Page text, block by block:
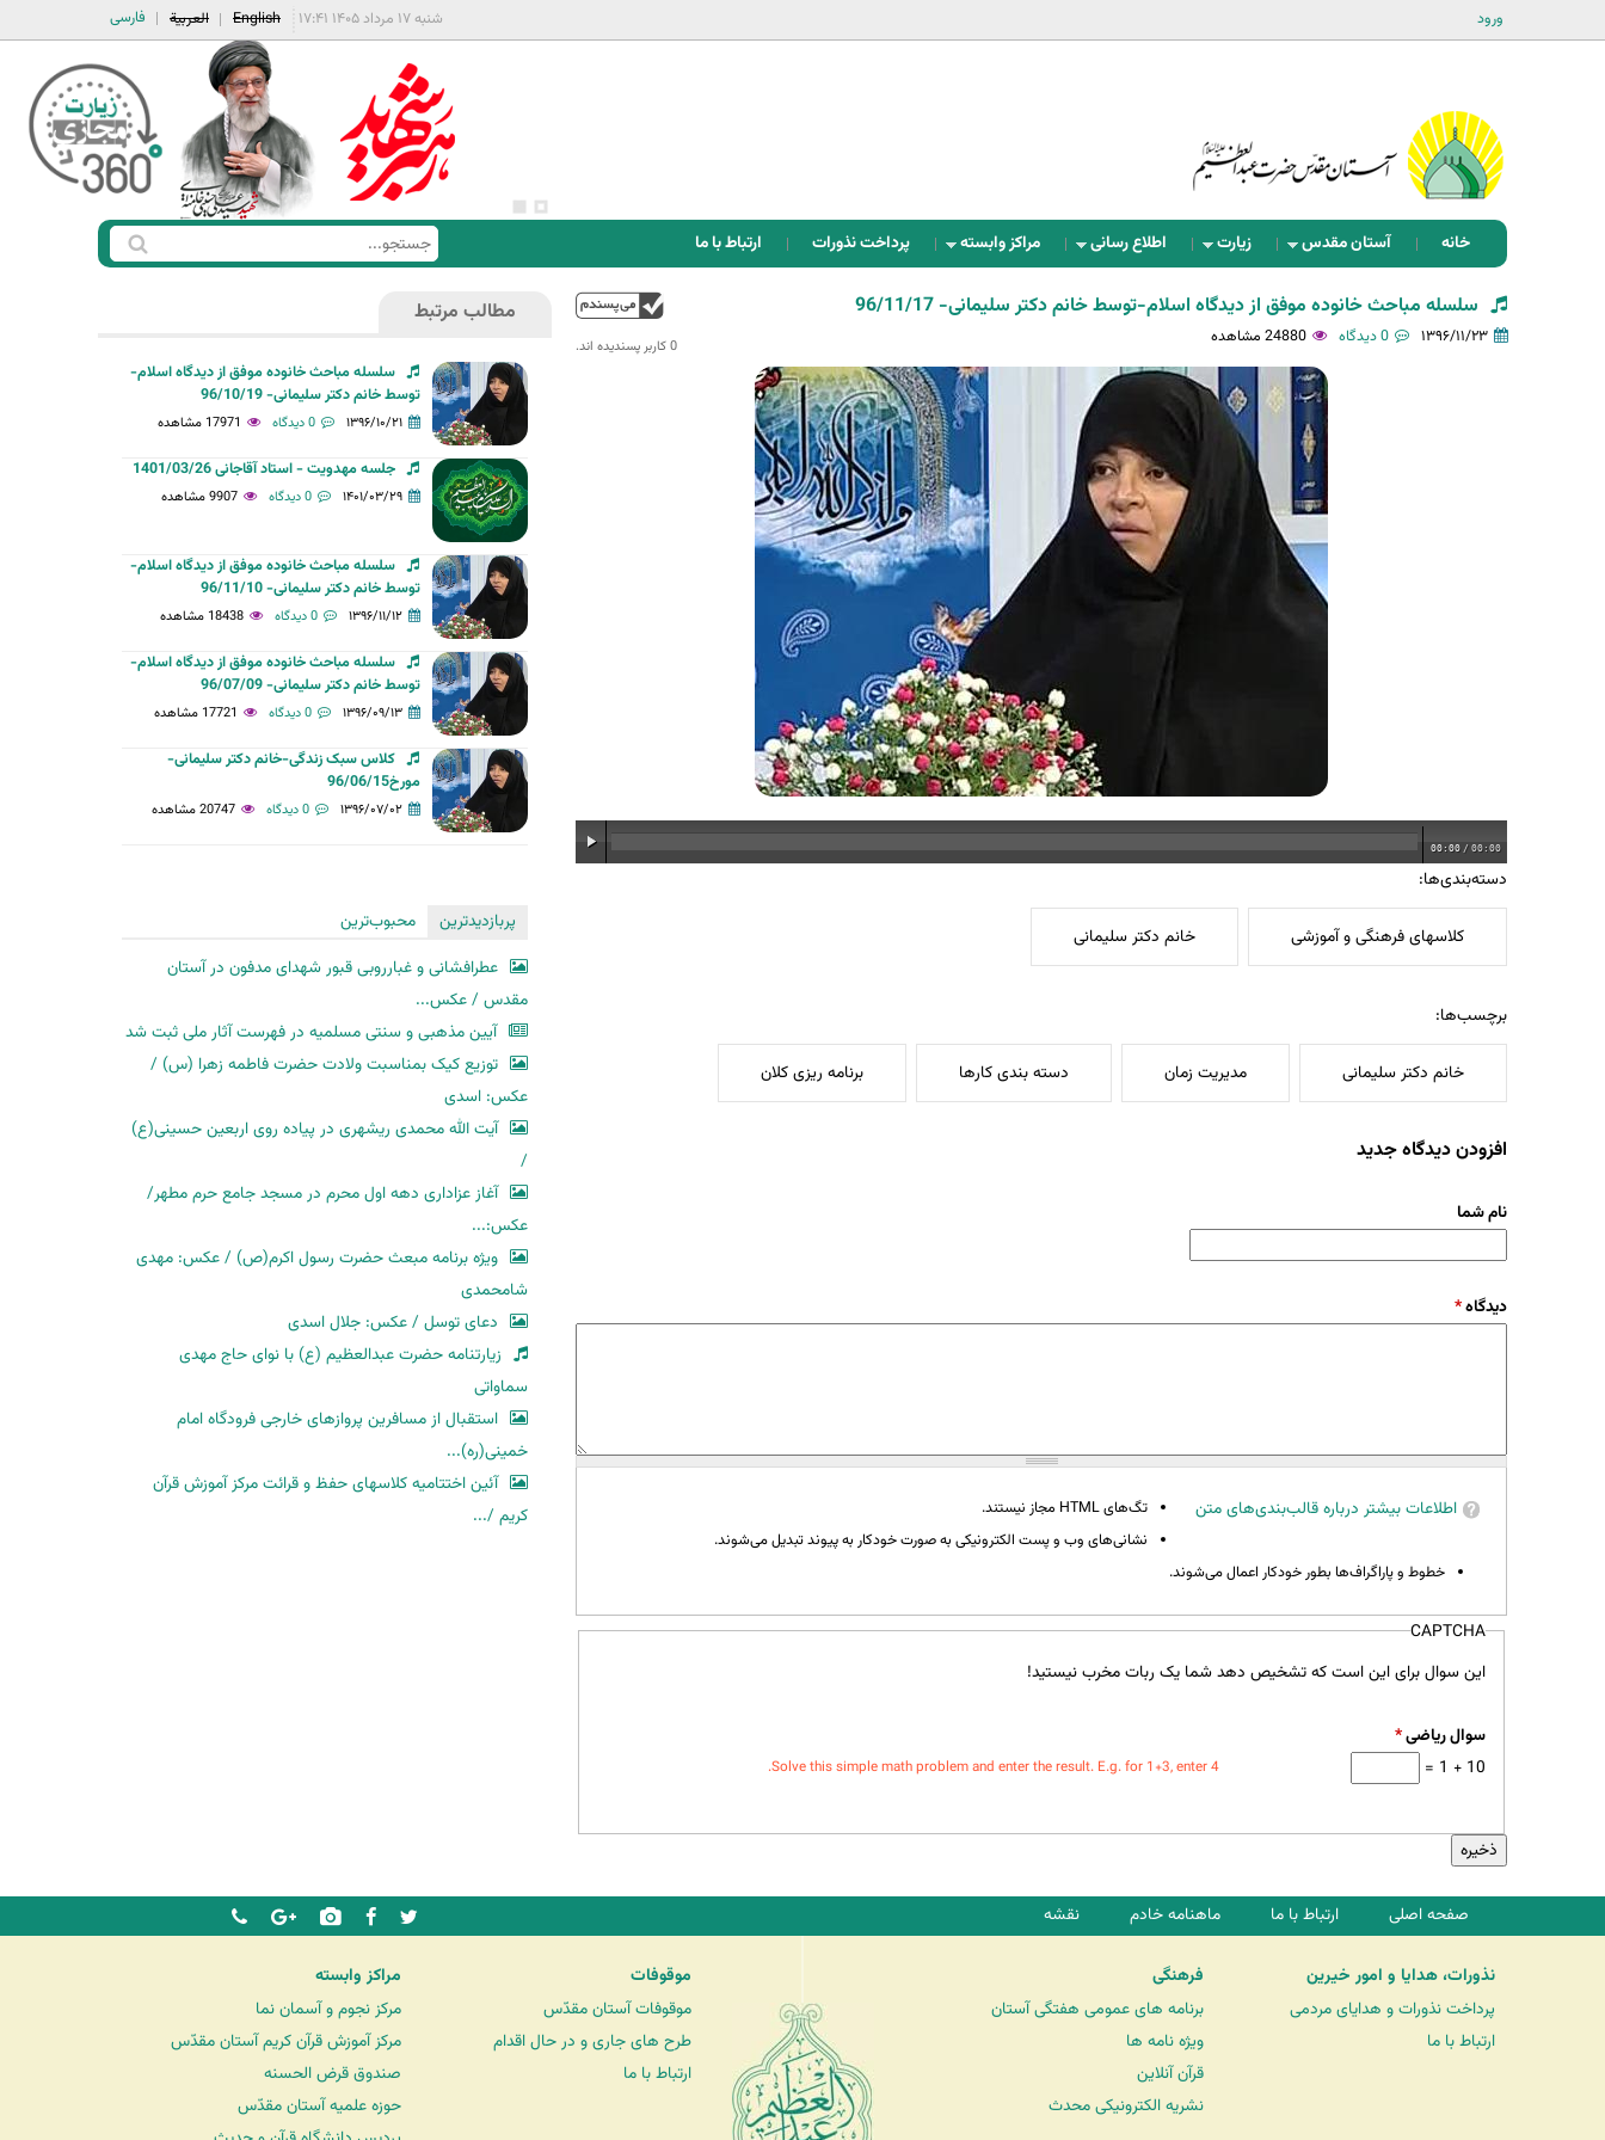
ورود فارسی العربية English شنبه ۱۷ مرداد ۱۴۰۵ ۱۷:۴۱
خانه آستان مقدس زیارت اطلاع رسانی مراکز وابسته پرداخت نذورات ارتباط با ما
ف
ر
ج
س
ج
س
ت
0 کاربر پسندیده اند.‎
سلسله مباحث خانوده موفق از دیدگاه اسلام-توسط خانم دکتر سلیمانی- 96/11/17
۱۳۹۶/۱۱/۲۳ 0 دیدگاه 24880 مشاهده
00:00 / 00:00
دسته‌بندی‌ها:
کلاسهای فرهنگی و آموزشی خانم دکتر سلیمانی
برچسب‌ها:
خانم دکتر سلیمانی مدیریت زمان دسته بندی کارها برنامه ریزی کلان
افزودن دیدگاه جدید
نام شما
دیدگاه*
اطلاعات بیشتر درباره قالب‌بندی‌های متن
تگ‌های HTML مجاز نیستند.
نشانی‌های وب و پست الکترونیکی به صورت خودکار به پیوند تبدیل می‌شوند.
خطوط و پاراگراف‌ها بطور خودکار اعمال می‌شوند.
CAPTCHA
این سوال برای این است که تشخیص دهد شما یک ربات مخرب نیستید!
سوال ریاضی*
10 + 1 =
Solve this simple math problem and enter the result. E.g. for 1+3, enter 4.
مطالب مرتبط
سلسله مباحث خانوده موفق از دیدگاه اسلام-
توسط خانم دکتر سلیمانی- 96/10/19
۱۳۹۶/۱۰/۲۱ 0 دیدگاه 17971 مشاهده
جلسه مهدویت - استاد آقاجانی 1401/03/26
۱۴۰۱/۰۳/۲۹ 0 دیدگاه 9907 مشاهده
سلسله مباحث خانوده موفق از دیدگاه اسلام-
توسط خانم دکتر سلیمانی- 96/11/10
۱۳۹۶/۱۱/۱۲ 0 دیدگاه 18438 مشاهده
سلسله مباحث خانوده موفق از دیدگاه اسلام-
توسط خانم دکتر سلیمانی- 96/07/09
۱۳۹۶/۰۹/۱۳ 0 دیدگاه 17721 مشاهده
کلاس سبک زندگی-خانم دکتر سلیمانی-
مورخ96/06/15
۱۳۹۶/۰۷/۰۲ 0 دیدگاه 20747 مشاهده
پربازدیدترین
محبوب‌ترین
عطرافشانی و غبارروبی قبور شهدای مدفون در آستان
مقدس / عکس...
آیین مذهبی و سنتی مسلمیه در فهرست آثار ملی ثبت شد
توزیع کیک بمناسبت ولادت حضرت فاطمه زهرا (س) /
عکس: اسدی
آیت الله محمدی ریشهری در پیاده روی اربعین حسینی(ع)
/
آغاز عزاداری دهه اول محرم در مسجد جامع حرم مطهر/
عکس:...
ویژه برنامه مبعث حضرت رسول اکرم(ص) / عکس: مهدی
شامحمدی
دعای توسل / عکس: جلال اسدی
زیارتنامه حضرت عبدالعظیم (ع) با نوای حاج مهدی
سماواتی
استقبال از مسافرین پروازهای خارجی فرودگاه امام
خمینی(ره)...
آئین اختتامیه کلاسهای حفظ و قرائت مرکز آموزش قرآن
کریم /...
صفحه اصلی ارتباط با ما ماهنامه خادم نقشه
نذورات، هدایا و امور خیرین
پرداخت نذورات و هدایای مردمی
ارتباط با ما
فرهنگی
برنامه های عمومی هفتگی آستان
ویژه نامه ها
قرآن آنلاین
نشریه الکترونیکی محدث
موقوفات
موقوفات آستان مقدّس
طرح های جاری و در حال اقدام
ارتباط با ما
مراکز وابسته
مرکز نجوم و آسمان نما
مرکز آموزش قرآن کریم آستان مقدّس
صندوق قرض الحسنه
حوزه علمیه آستان مقدّس